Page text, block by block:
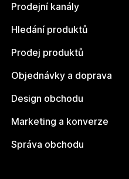
Prodejní kanály
Hledání produktů
Prodej produktů
Objednávky a doprava
Design obchodu
Marketing a konverze
Správa obchodu